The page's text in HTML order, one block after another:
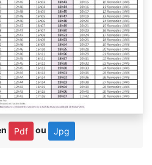
Pdf ou Jpg